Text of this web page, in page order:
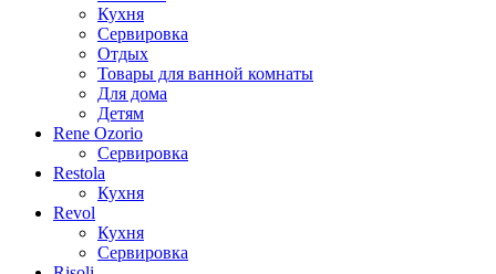
Кухня
Сервировка
Отдых
Товары для ванной комнаты
Для дома
Детям
Rene Ozorio
Сервировка
Restola
Кухня
Revol
Кухня
Сервировка